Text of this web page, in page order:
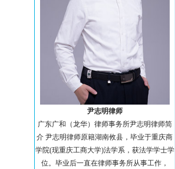
尹志明律师
广东广和（龙华）律师事务所尹志明律师简
介 尹志明律师原籍湖南攸县，毕业于重庆商
学院(现重庆工商大学)法学系，获法学学士学
位。毕业后一直在律师事务所从事工作，